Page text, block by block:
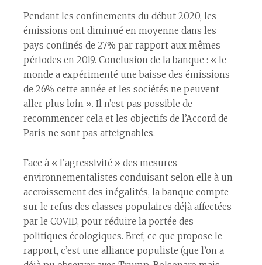
Pendant les confinements du début 2020, les
émissions ont diminué en moyenne dans les
pays confinés de 27% par rapport aux mêmes
périodes en 2019. Conclusion de la banque : « le
monde a expérimenté une baisse des émissions
de 26% cette année et les sociétés ne peuvent
aller plus loin ». Il n’est pas possible de
recommencer cela et les objectifs de l’Accord de
Paris ne sont pas atteignables.
Face à « l’agressivité » des mesures
environnementalistes conduisant selon elle à un
accroissement des inégalités, la banque compte
sur le refus des classes populaires déjà affectées
par le COVID, pour réduire la portée des
politiques écologiques. Bref, ce que propose le
rapport, c’est une alliance populiste (que l’on a